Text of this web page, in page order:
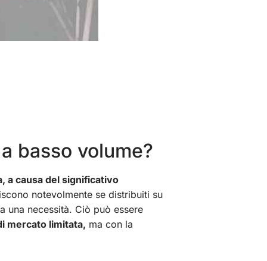
basso volume?
a causa del significativo
notevolmente se distribuiti su
una necessità. Ciò può essere
mercato limitata, ma con la